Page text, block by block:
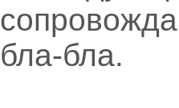
бла-бла.